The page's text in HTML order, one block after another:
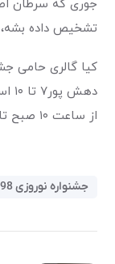
جوری که سرطان
تشخیص داده
از ساعت ۱۰ صبح تا ۹ شب هستیم.
جشنواره نوروزی 1398